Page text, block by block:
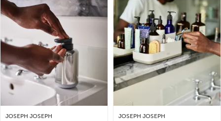
JOSEPH JOSEPH JOSEPH JOSEPH